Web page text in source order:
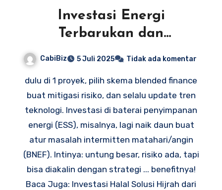
Investasi Energi
Terbarukan dan
Pendanaan Proyek Hijau
CabiBiz 5 Juli 2025 Tidak ada komentar
dulu di 1 proyek, pilih skema blended finance
buat mitigasi risiko, dan selalu update tren
teknologi. Investasi di baterai penyimpanan
energi (ESS), misalnya, lagi naik daun buat
atur masalah intermitten matahari/angin
(BNEF). Intinya: untung besar, risiko ada, tapi
bisa diakalin dengan strategi ... benefitnya!
Baca Juga: Investasi Halal Solusi Hijrah dari